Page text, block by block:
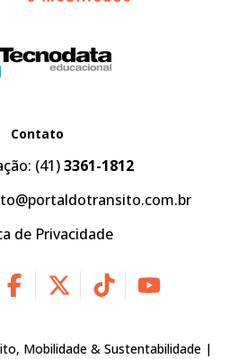
Contato
(41)3361-1812
de Privacidade
Mobilidade & Sustentabilidade |